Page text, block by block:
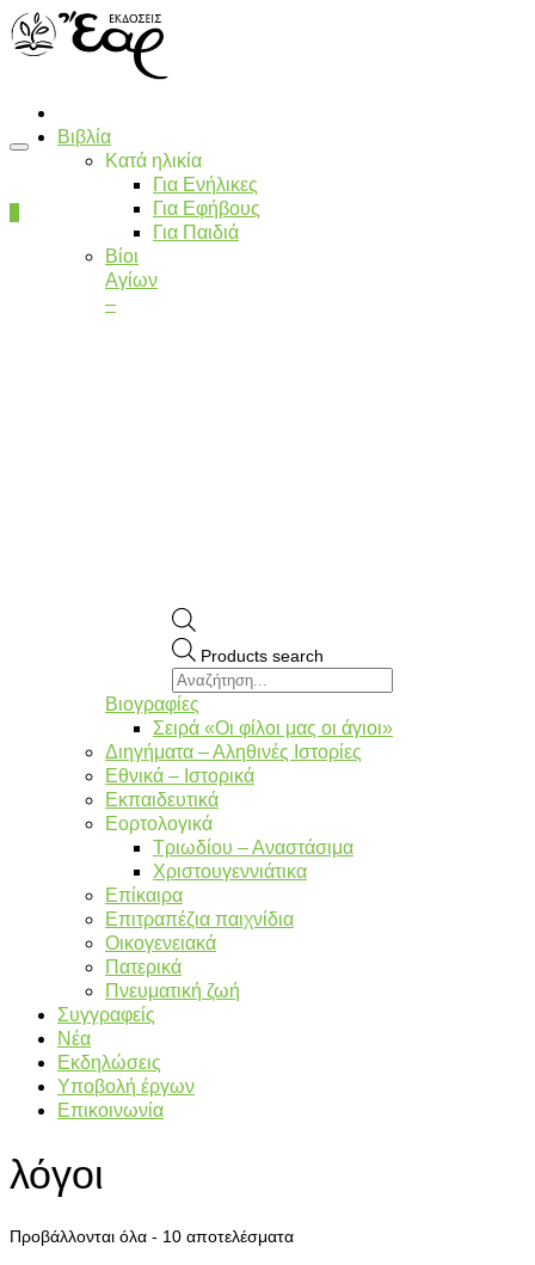
Products search
Βιβλία
Κατά ηλικία
Για Ενήλικες
Για Εφήβους
Για Παιδιά
Βίοι
Αγίων
–
Βιογραφίες
Σειρά «Οι φίλοι μας οι άγιοι»
Διηγήματα – Αληθινές Ιστορίες
Εθνικά – Ιστορικά
Εκπαιδευτικά
Εορτολογικά
Τριωδίου – Αναστάσιμα
Χριστουγεννιάτικα
Επίκαιρα
Επιτραπέζια παιχνίδια
Οικογενειακά
Πατερικά
Πνευματική ζωή
Συγγραφείς
Νέα
Εκδηλώσεις
Υποβολή έργων
Επικοινωνία
λόγοι
Προβάλλονται όλα - 10 αποτελέσματα